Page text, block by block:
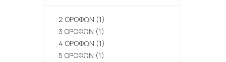
2 ΟΡΟΦΩΝ (1)
3 ΟΡΟΦΩΝ (1)
4 ΟΡΟΦΩΝ (1)
5 ΟΡΟΦΩΝ (1)